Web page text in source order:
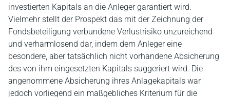
investierten Kapitals an die Anleger garantiert wird.
Vielmehr stellt der Prospekt das mit der Zeichnung der
Fondsbeteiligung verbundene Verlustrisiko unzureichend
und verharmlosend dar, indem dem Anleger eine
besondere, aber tatsächlich nicht vorhandene Absicherung
des von ihm eingesetzten Kapitals suggeriert wird. Die
angenommene Absicherung ihres Anlagekapitals war
jedoch vorliegend ein maßgebliches Kriterium für die